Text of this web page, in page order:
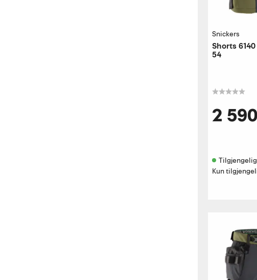
Snickers
Shorts
54
2 590
Kun